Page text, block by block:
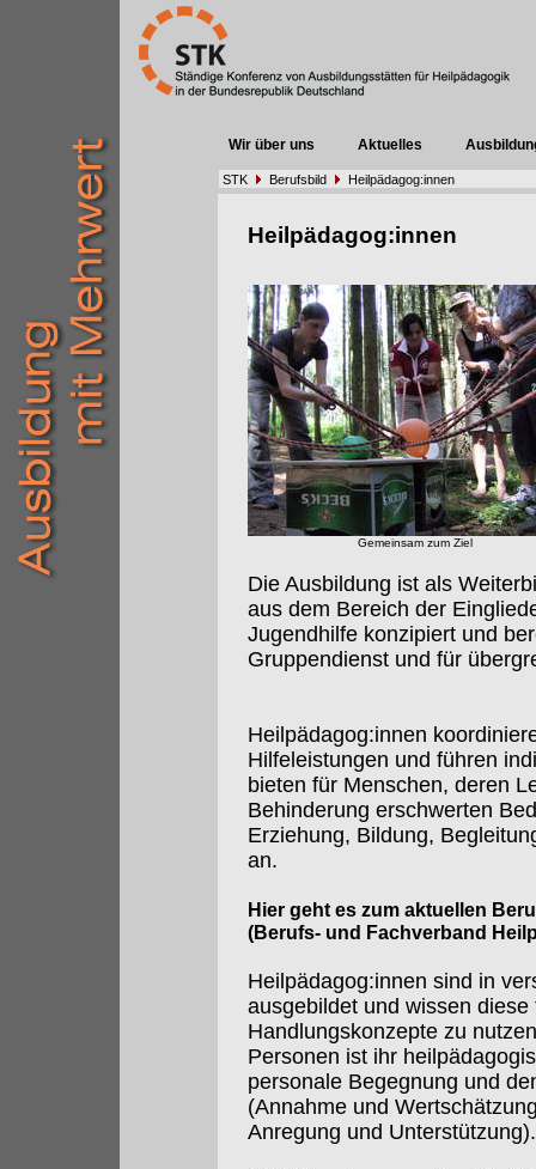
Wir über uns Aktuelles
STK Berufsbild Heilpädagog:innen
Heilpädagog:innen
Gemeinsam zum Ziel
Die Ausbildung ist als
aus dem Bereich der
Jugendhilfe konzipiert und
Gruppendienst und für
Heilpädagog:innen
Hilfeleistungen und führen
bieten für Menschen, deren
Behinderung erschwerten
Erziehung, Bildung,
an.
Hier geht es zum aktuellen
(Berufs- und Fachverband
Heilpädagog:innen sind in
ausgebildet und wissen
Handlungskonzepte zu
Personen ist ihr
personale Begegnung und
(Annahme und
Anregung und Unterstützung).